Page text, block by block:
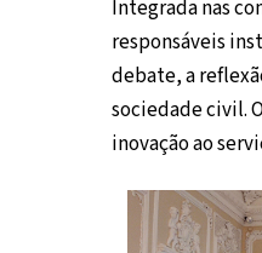
Integrada nas
responsáveis
debate, a
sociedade civil.
inovação ao